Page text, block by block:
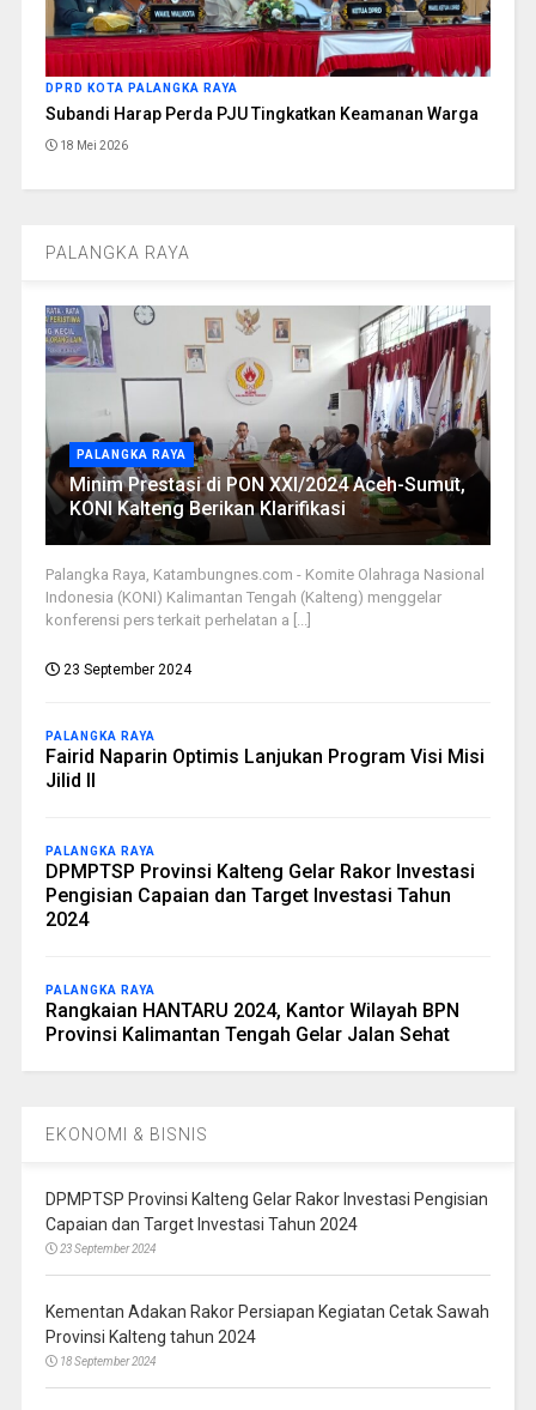
DPRD KOTA PALANGKA RAYA
Subandi Harap Perda PJU Tingkatkan Keamanan Warga
18 Mei 2026
PALANGKA RAYA
PALANGKA RAYA
Minim Prestasi di PON XXI/2024 Aceh-Sumut,
KONI Kalteng Berikan Klarifikasi
Palangka Raya, Katambungnes.com - Komite Olahraga Nasional
Indonesia (KONI) Kalimantan Tengah (Kalteng) menggelar
konferensi pers terkait perhelatan a [...]
23 September 2024
PALANGKA RAYA
Fairid Naparin Optimis Lanjukan Program Visi Misi
Jilid II
PALANGKA RAYA
DPMPTSP Provinsi Kalteng Gelar Rakor Investasi
Pengisian Capaian dan Target Investasi Tahun
2024
PALANGKA RAYA
Rangkaian HANTARU 2024, Kantor Wilayah BPN
Provinsi Kalimantan Tengah Gelar Jalan Sehat
EKONOMI & BISNIS
DPMPTSP Provinsi Kalteng Gelar Rakor Investasi Pengisian
Capaian dan Target Investasi Tahun 2024
23 September 2024
Kementan Adakan Rakor Persiapan Kegiatan Cetak Sawah
Provinsi Kalteng tahun 2024
18 September 2024